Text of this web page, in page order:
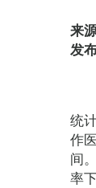
来
发
统
作
间
率